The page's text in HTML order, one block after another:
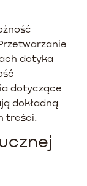
dotyka
dotyczące
dokładną
treści.